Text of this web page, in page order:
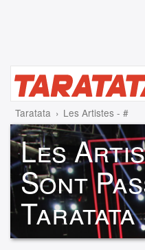
Taratata Les Artistes - #
Les
Sont
Taratata